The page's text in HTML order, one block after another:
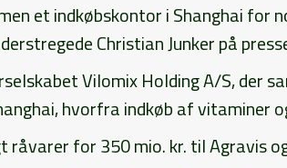
et indkøbskontor i Shanghai for
Christian Junker på
Vilomix Holding A/S, der
hvorfra indkøb af vitaminer
råvarer for 350 mio. kr. til Agravis